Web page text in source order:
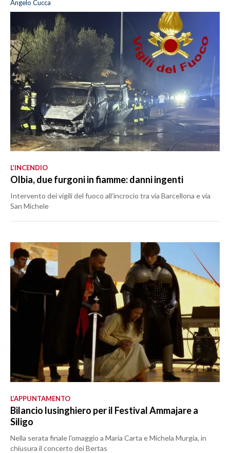
Angelo Cucca
L’INCENDIO
Olbia, due furgoni in fiamme: danni ingenti
Intervento dei vigili del fuoco all’incrocio tra via Barcellona e via
San Michele
L’APPUNTAMENTO
Bilancio lusinghiero per il Festival Ammajare a
Siligo
Nella serata finale l'omaggio a Maria Carta e Michela Murgia, in
chiusura il concerto dei Bertas